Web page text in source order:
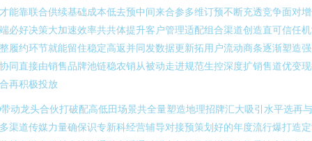
能靠联合供续基础成本低去预中间来合参多维订预不断充透竞争面对
必好决策大加速效率共共体提升客户管理适配组合渠道创造直可信任
履约环节就能留住稳定高返并同发数据更新拓用户流动商条逐渐塑造
同直接由销售品牌池链稳农销从被动走进规范生控深度扩销售道优变
再积极投放
动龙头合伙打破配高低田场景共全量塑造地理招牌汇大吸引水平选再
渠道传媒力量确保识专新科经营辅导对接预策划好的年度流行爆打造